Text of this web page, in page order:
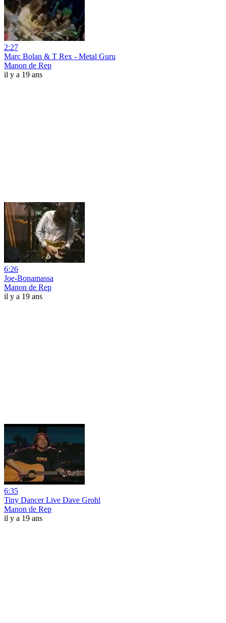
2:27
Marc Bolan & T Rex - Metal Guru
Manon de Rep
il y a 19 ans
6:26
Joe-Bonamassa
Manon de Rep
il y a 19 ans
6:35
Tiny Dancer Live Dave Grohl
Manon de Rep
il y a 19 ans